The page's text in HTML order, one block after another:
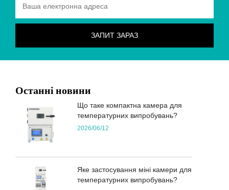
Останні новини
Що таке компактна камера для
температурних випробувань?
2026/06/12
Яке застосування міні камери для
температурних випробувань?